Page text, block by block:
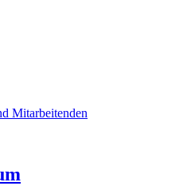
Mitarbeitenden